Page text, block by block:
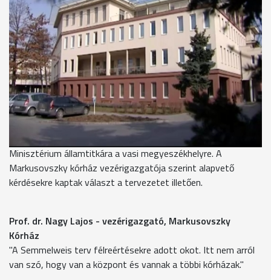
A tervezet az ország egészségügyi ellátórendszerének közel
felét tömörítő Budapest jelenleg zűrzavaros helyzete miatt
született. A vidéki kórházakat nem érinti drasztikusan -
tudták meg a szombathelyi fórumra érkező orvosok,
polgármesterek, hivatali vezetők. Korábban a Semmelweis-
tervvel kapcsolatban elhangzott, hogy az úgynevezett
térségi központok bizonyos előnyöket élveznek majd, és az is
napvilágot látott, hogy a Markusovszky Kórházzal mint
központi intézménnyel nem számolnak. Többek közt e
kérdések tisztázása miatt érkezett a Nemzeti Erőforrás
Minisztérium államtitkára a vasi megyeszékhelyre. A
Markusovszky kórház vezérigazgatója szerint alapvető
kérdésekre kaptak választ a tervezetet illetően.
Prof. dr. Nagy Lajos - vezérigazgató, Markusovszky
Kórház
"A Semmelweis terv félreértésekre adott okot. Itt nem arról
van szó, hogy van a központ és vannak a többi kórházak."